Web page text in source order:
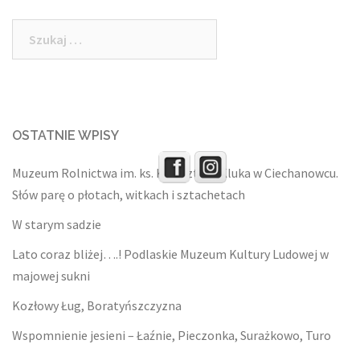
OSTATNIE WPISY
Muzeum Rolnictwa im. ks. Krzysztofa Kluka w Ciechanowcu.
Słów parę o płotach, witkach i sztachetach
W starym sadzie
Lato coraz bliżej….! Podlaskie Muzeum Kultury Ludowej w
majowej sukni
Kozłowy Ług, Boratyńszczyzna
Wspomnienie jesieni – Łaźnie, Pieczonka, Surażkowo, Turo